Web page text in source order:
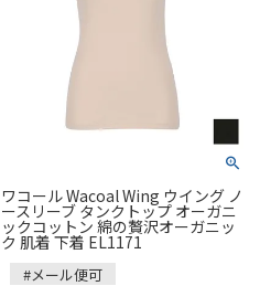
ワコール Wacoal Wing ウイング ノ
ースリーブ タンクトップ オーガニ
ックコットン 綿の贅沢オーガニッ
ク 肌着 下着 EL1171
#メール便可